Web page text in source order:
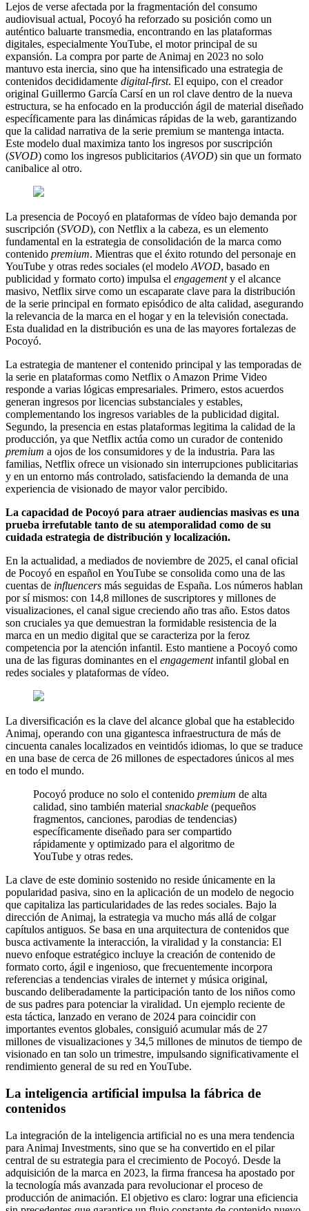
Lejos de verse afectada por la fragmentación del consumo
audiovisual actual, Pocoyó ha reforzado su posición como un
auténtico baluarte transmedia, encontrando en las plataformas
digitales, especialmente YouTube, el motor principal de su
expansión. La compra por parte de Animaj en 2023 no solo
mantuvo esta inercia, sino que ha intensificado una estrategia de
contenidos decididamente digital-first. El equipo, con el creador
original Guillermo García Carsí en un rol clave dentro de la nueva
estructura, se ha enfocado en la producción ágil de material diseñado
específicamente para las dinámicas rápidas de la web, garantizando
que la calidad narrativa de la serie premium se mantenga intacta.
Este modelo dual maximiza tanto los ingresos por suscripción
(SVOD) como los ingresos publicitarios (AVOD) sin que un formato
canibalice al otro.
La presencia de Pocoyó en plataformas de vídeo bajo demanda por
suscripción (SVOD), con Netflix a la cabeza, es un elemento
fundamental en la estrategia de consolidación de la marca como
contenido premium. Mientras que el éxito rotundo del personaje en
YouTube y otras redes sociales (el modeloAVOD, basado en
publicidad y formato corto) impulsa el engagementy el alcance
masivo, Netflix sirve como un escaparate clave para la distribución
de la serie principal en formato episódico de alta calidad, asegurando
la relevancia de la marca en el hogar y en la televisión conectada.
Esta dualidad en la distribución es una de las mayores fortalezas de
Pocoyó.
La estrategia de mantener el contenido principal y las temporadas de
la serie en plataformas como Netflix o Amazon Prime Video
responde a varias lógicas empresariales. Primero, estos acuerdos
generan ingresos por licencias substanciales y estables,
complementando los ingresos variables de la publicidad digital.
Segundo, la presencia en estas plataformas legitima la calidad de la
producción, ya que Netflix actúa como un curador de contenido
premium a ojos de los consumidores y de la industria. Para las
familias, Netflix ofrece un visionado sin interrupciones publicitarias
y en un entorno más controlado, satisfaciendo la demanda de una
experiencia de visionado de mayor valor percibido.
La capacidad de Pocoyó para atraer audiencias masivas es una
prueba irrefutable tanto de su atemporalidad como de su
cuidada estrategia de distribución y localización.
En la actualidad, a mediados de noviembre de 2025, el canal oficial
de Pocoyó en español en YouTube se consolida como una de las
cuentas de influencers más seguidas de España. Los números hablan
por sí mismos: con 14,8 millones de suscriptores y millones de
visualizaciones, el canal sigue creciendo año tras año. Estos datos
son cruciales ya que demuestran la formidable resistencia de la
marca en un medio digital que se caracteriza por la feroz
competencia por la atención infantil. Esto mantiene a Pocoyó como
una de las figuras dominantes en el engagementinfantil global en
redes sociales y plataformas de vídeo.
La diversificación es la clave del alcance global que ha establecido
Animaj, operando con una gigantesca infraestructura de más de
cincuenta canales localizados en veintidós idiomas, lo que se traduce
en una base de cerca de 26 millones de espectadores únicos al mes
en todo el mundo.
Pocoyó produce no solo el contenido premium de alta
calidad, sino también material snackable (pequeños
fragmentos, canciones, parodias de tendencias)
específicamente diseñado para ser compartido
rápidamente y optimizado para el algoritmo de
YouTube y otras redes.
La clave de este dominio sostenido no reside únicamente en la
popularidad pasiva, sino en la aplicación de un modelo de negocio
que capitaliza las particularidades de las redes sociales. Bajo la
dirección de Animaj, la estrategia va mucho más allá de colgar
capítulos antiguos. Se basa en una arquitectura de contenidos que
busca activamente la interacción, la viralidad y la constancia: El
nuevo enfoque estratégico incluye la creación de contenido de
formato corto, ágil e ingenioso, que frecuentemente incorpora
referencias a tendencias virales de internet y música original,
buscando deliberadamente la participación tanto de los niños como
de sus padres para potenciar la viralidad. Un ejemplo reciente de
esta táctica, lanzado en verano de 2024 para coincidir con
importantes eventos globales, consiguió acumular más de 27
millones de visualizaciones y 34,5 millones de minutos de tiempo de
visionado en tan solo un trimestre, impulsando significativamente el
rendimiento general de su red en YouTube.
La inteligencia artificial impulsa la fábrica de
contenidos
La integración de la inteligencia artificial no es una mera tendencia
para Animaj Investments, sino que se ha convertido en el pilar
central de su estrategia para el crecimiento de Pocoyó. Desde la
adquisición de la marca en 2023, la firma francesa ha apostado por
la tecnología más avanzada para revolucionar el proceso de
producción de animación. El objetivo es claro: lograr una eficiencia